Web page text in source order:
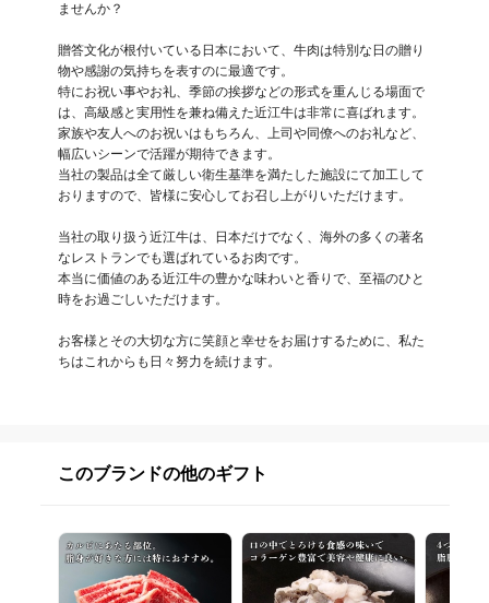
ませんか？
贈答文化が根付いている日本において、牛肉は特別な日の贈り
物や感謝の気持ちを表すのに最適です。
特にお祝い事やお礼、季節の挨拶などの形式を重んじる場面で
は、高級感と実用性を兼ね備えた近江牛は非常に喜ばれます。
家族や友人へのお祝いはもちろん、上司や同僚へのお礼など、
幅広いシーンで活躍が期待できます。
当社の製品は全て厳しい衛生基準を満たした施設にて加工して
おりますので、皆様に安心してお召し上がりいただけます。
当社の取り扱う近江牛は、日本だけでなく、海外の多くの著名
なレストランでも選ばれているお肉です。
本当に価値のある近江牛の豊かな味わいと香りで、至福のひと
時をお過ごしいただけます。
お客様とその大切な方に笑顔と幸せをお届けするために、私た
ちはこれからも日々努力を続けます。
このブランドの他のギフト